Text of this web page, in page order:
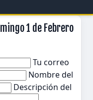
1 de Febrero
Tu correo
Nombre del
Descripción del